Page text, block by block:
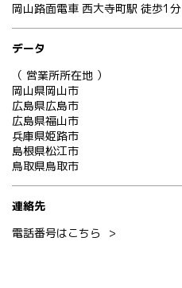
岡山路面電車 西大寺町駅 徒歩1分
データ
（ 営業所所在地 ）
岡山県岡山市
広島県広島市
広島県福山市
兵庫県姫路市
島根県松江市
鳥取県鳥取市
連絡先
電話番号はこちら